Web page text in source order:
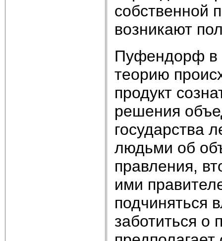
собственной
возникают
Пуфендорф в
теорию
продукт
решения
государства
людьми об
правления,
ими
подчиняться
заботиться о